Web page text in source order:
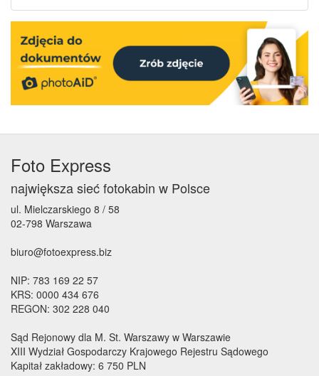
Foto Express
największa sieć fotokabin w Polsce
ul. Mielczarskiego 8 / 58
02-798 Warszawa
biuro@fotoexpress.biz
NIP: 783 169 22 57
KRS: 0000 434 676
REGON: 302 228 040
Sąd Rejonowy dla M. St. Warszawy w Warszawie
XIII Wydział Gospodarczy Krajowego Rejestru Sądowego
Kapitał zakładowy: 6 750 PLN